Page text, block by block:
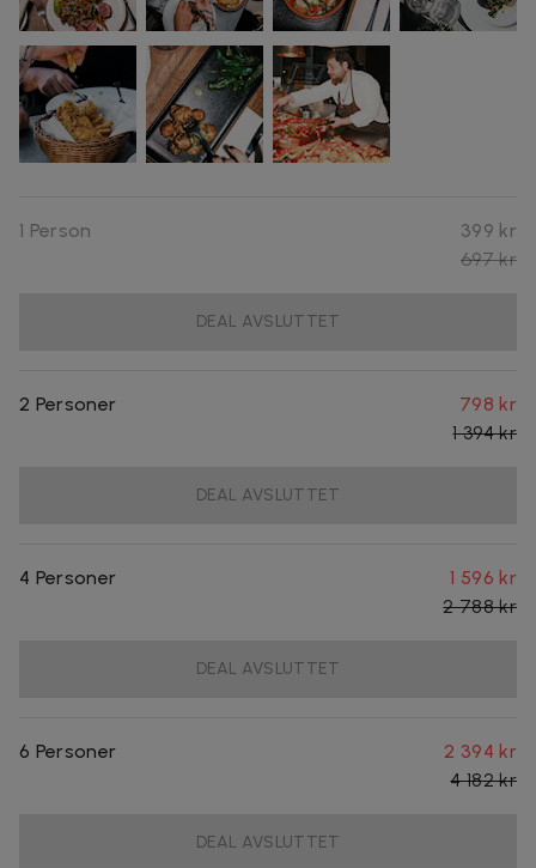
1 Person
399 kr
697 kr
DEAL AVSLUTTET
2 Personer
798 kr
1 394 kr
DEAL AVSLUTTET
4 Personer
1 596 kr
2 788 kr
DEAL AVSLUTTET
6 Personer
2 394 kr
4 182 kr
DEAL AVSLUTTET